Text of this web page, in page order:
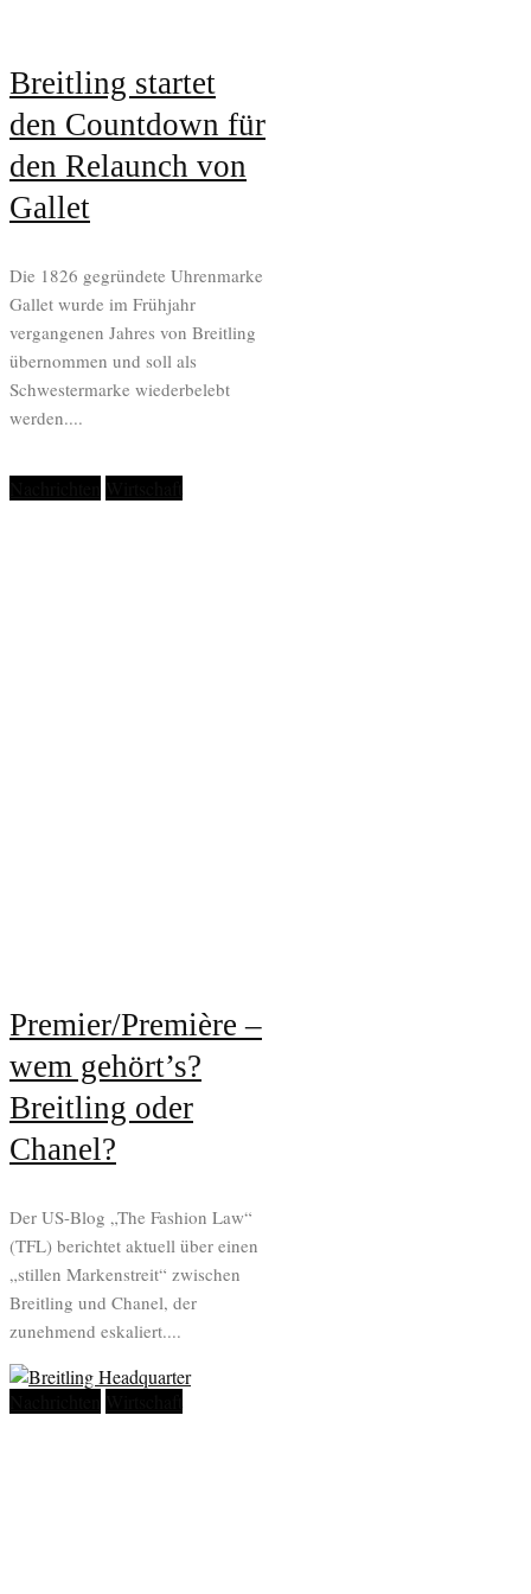
Breitling startet
den Countdown für
den Relaunch von
Gallet
Die 1826 gegründete Uhrenmarke
Gallet wurde im Frühjahr
vergangenen Jahres von Breitling
übernommen und soll als
Schwestermarke wiederbelebt
werden....
Premier/Première –
wem gehört’s?
Breitling oder
Chanel?
Der US-Blog „The Fashion Law“
(TFL) berichtet aktuell über einen
„stillen Markenstreit“ zwischen
Breitling und Chanel, der
zunehmend eskaliert....